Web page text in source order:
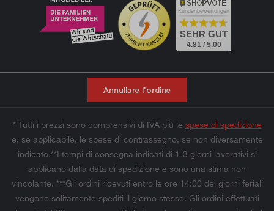
Kundenbewertungen
SEHR GUT
4.81 / 5.00
Annullare l'ordine
* Tutti i prezzi sono comprensivi di IVA più le spese di spedizione
e, se applicabile, le spese di contrassegno, se non diversamente
indicato.**I tempi di consegna indicati di 1-3 giorni lavorativi si
applicano dalla data di spedizione e sono una stima non
vincolante. ***Gli ordini ricevuti entro le ore 14:00 dei giorni feriali
vengono solitamente spediti il giorno stesso. Gli ordini effettuati